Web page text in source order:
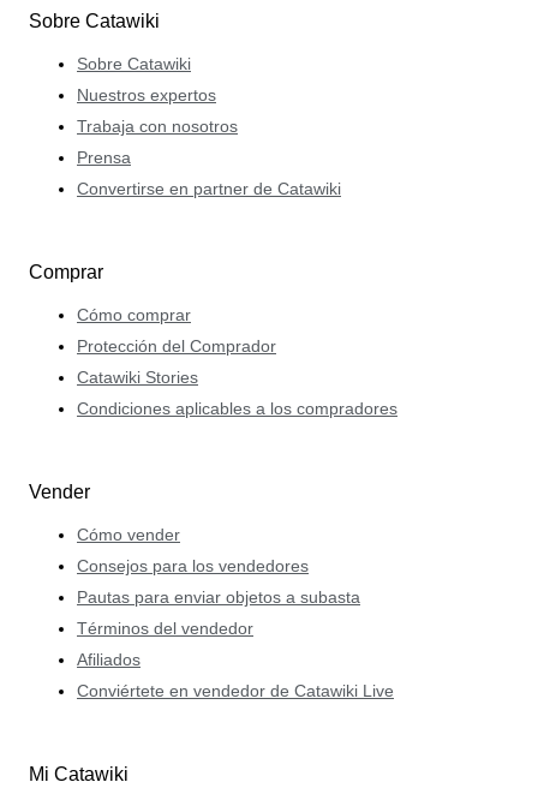
Sobre Catawiki
Sobre Catawiki
Nuestros expertos
Trabaja con nosotros
Prensa
Convertirse en partner de Catawiki
Comprar
Cómo comprar
Protección del Comprador
Catawiki Stories
Condiciones aplicables a los compradores
Vender
Cómo vender
Consejos para los vendedores
Pautas para enviar objetos a subasta
Términos del vendedor
Afiliados
Conviértete en vendedor de Catawiki Live
Mi Catawiki